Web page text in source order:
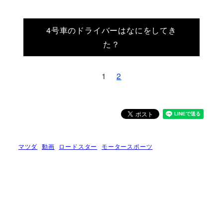
4号車のドライバーはなにをしてき
た？
1 2
マツダ 動画 ロードスター モータースポーツ